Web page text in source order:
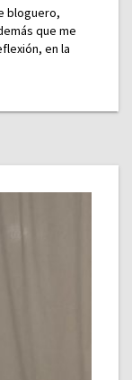
bloguero,
que me
en la